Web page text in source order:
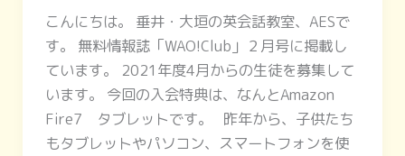
こんにちは。 垂井・大垣の英会話教室、AESで
す。 無料情報誌「WAO!Club」２月号に掲載し
ています。 2021年度4月からの生徒を募集して
います。 今回の入会特典は、なんとAmazon
Fire7 タブレットです。 昨年から、子供たち
もタブレットやパソコン、スマートフォンを使